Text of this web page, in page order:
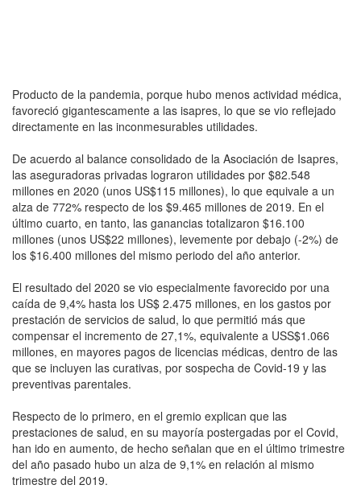
Producto de la pandemia, porque hubo menos actividad médica,
favoreció gigantescamente a las isapres, lo que se vio reflejado
directamente en las inconmesurables utilidades.
De acuerdo al balance consolidado de la Asociación de Isapres,
las aseguradoras privadas lograron utilidades por $82.548
millones en 2020 (unos US$115 millones), lo que equivale a un
alza de 772% respecto de los $9.465 millones de 2019. En el
último cuarto, en tanto, las ganancias totalizaron $16.100
millones (unos US$22 millones), levemente por debajo (-2%) de
los $16.400 millones del mismo periodo del año anterior.
El resultado del 2020 se vio especialmente favorecido por una
caída de 9,4% hasta los US$ 2.475 millones, en los gastos por
prestación de servicios de salud, lo que permitió más que
compensar el incremento de 27,1%, equivalente a USS$1.066
millones, en mayores pagos de licencias médicas, dentro de las
que se incluyen las curativas, por sospecha de Covid-19 y las
preventivas parentales.
Respecto de lo primero, en el gremio explican que las
prestaciones de salud, en su mayoría postergadas por el Covid,
han ido en aumento, de hecho señalan que en el último trimestre
del año pasado hubo un alza de 9,1% en relación al mismo
trimestre del 2019.